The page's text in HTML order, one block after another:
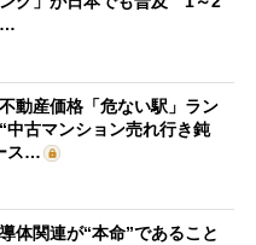
…
不動産価格「危ない駅」ラン
中古マンション売れ行き鈍
ス…
導体関連が“本命”であること